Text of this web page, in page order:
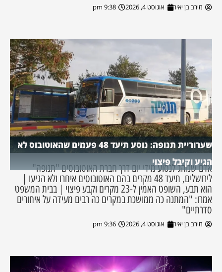
מירב בן יאיר אוגוסט 4, 2026 9:38 pm
שערוריית תנופה: נוסע תיעד 48 פעמים שהאוטובוס לא
הגיע וקיבל פיצוי
אדם שנוהג לנסוע מידי יום דרך חברת האוטובוסים "תנופה"
לירושלים, תיעד 48 מקרים בהם האוטובוסים איחרו ולא הגיעו |
הוא תבע, השופט האמין ל-23 מקרים וקבע פיצוי | בבית המשפט
אמרו: "המתנה כה ממושכת במקרים כה רבים מעידה על איחורים
סדרתיים"
מירב בן יאיר אוגוסט 4, 2026 9:36 pm